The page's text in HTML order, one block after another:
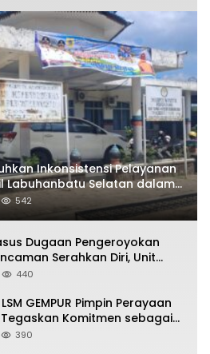
Inkonsistensi Pelayanan
Labuhanbatu Selatan dalam
Rusak
542
Dugaan Pengeroyokan
Serahkan Diri, Unit
Lolowau Tuntaskan
440
GEMPUR Pimpin Perayaan
Tegaskan Komitmen sebagai
dan Corong Aspirasi
390